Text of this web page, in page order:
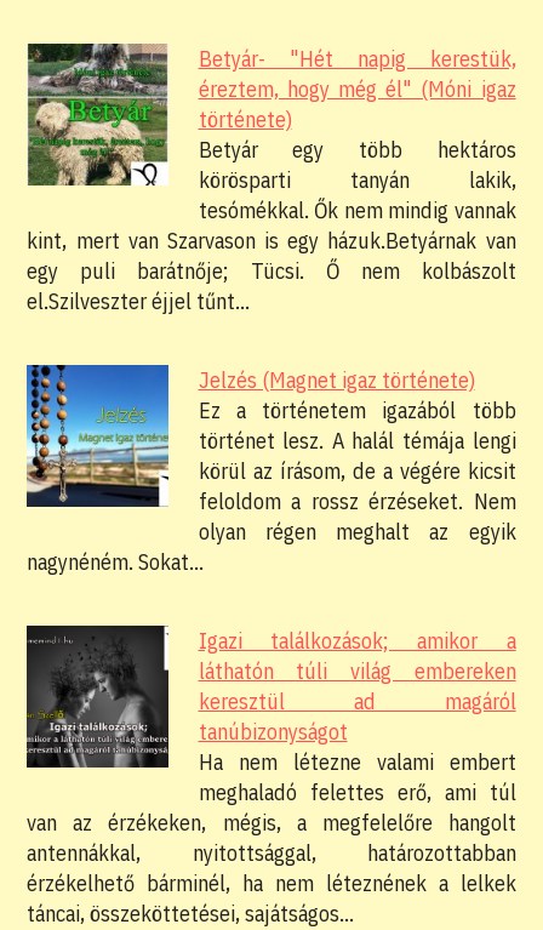
Betyár- "Hét napig kerestük,
éreztem, hogy még él" (Móni igaz
története)
Betyár egy több hektáros
körösparti tanyán lakik,
tesómékkal. Ők nem mindig vannak
kint, mert van Szarvason is egy házuk.Betyárnak van
egy puli barátnője; Tücsi. Ő nem kolbászolt
el.Szilveszter éjjel tűnt…
Jelzés (Magnet igaz története)
Ez a történetem igazából több
történet lesz. A halál témája lengi
körül az írásom, de a végére kicsit
feloldom a rossz érzéseket. Nem
olyan régen meghalt az egyik
nagynéném. Sokat…
Igazi találkozások; amikor a
láthatón túli világ embereken
keresztül ad magáról
tanúbizonyságot
Ha nem létezne valami embert
meghaladó felettes erő, ami túl
van az érzékeken, mégis, a megfelelőre hangolt
antennákkal, nyitottsággal, határozottabban
érzékelhető bárminél, ha nem léteznének a lelkek
táncai, összeköttetései, sajátságos…